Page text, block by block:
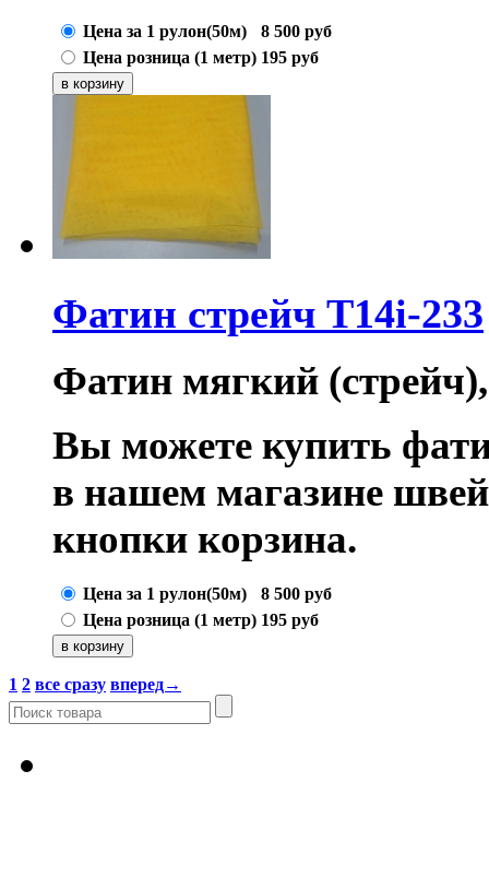
Цена за 1 рулон(50м) 8 500 руб
Цена розница (1 метр) 195 руб
Фатин стрейч T14i-233
Фатин мягкий
Вы можете купить
в нашем магазине
кнопки корзина.
Цена за 1 рулон(50м) 8 500 руб
Цена розница (1 метр) 195 руб
1 2 все сразу вперед→